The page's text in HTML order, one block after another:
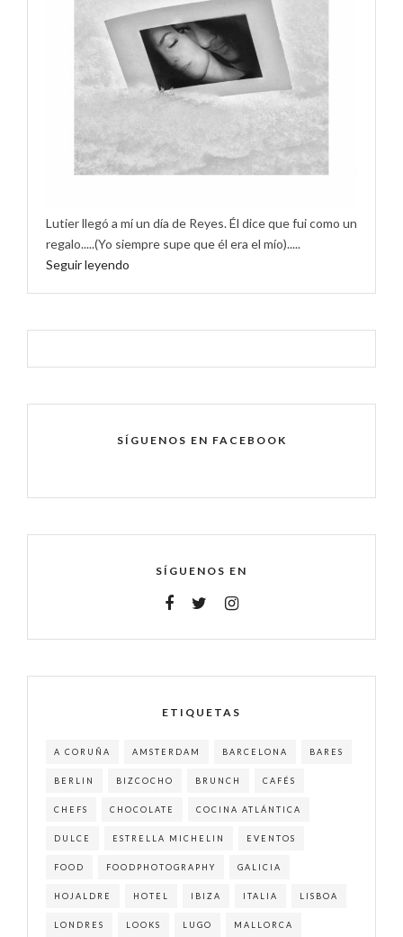
Lutier llegó a mí un día de Reyes. Él dice que fui como un
regalo.....(Yo siempre supe que él era el mío).....
Seguir leyendo
SÍGUENOS EN FACEBOOK
SÍGUENOS EN
ETIQUETAS
A CORUÑA AMSTERDAM BARCELONA BARES
BERLIN BIZCOCHO BRUNCH CAFÉS
CHEFS CHOCOLATE COCINA ATLÁNTICA
DULCE ESTRELLA MICHELIN EVENTOS
FOOD FOODPHOTOGRAPHY GALICIA
HOJALDRE HOTEL IBIZA ITALIA LISBOA
LONDRES LOOKS LUGO MALLORCA